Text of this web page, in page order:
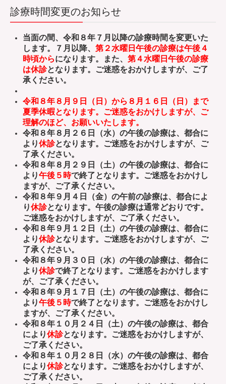
診療時間変更のお知らせ
当面の間、令和８年７月以降の診療時間を変更いた
します。７月以降、 第２水曜日午後の診療は午後４
時頃からになります。また、 第４水曜日午後の診療
は休診となります。ご迷惑をおかけしますが、ご了
承ください。
令和８年８月９日（日）から８月１６日（日）まで
夏季休暇となります。ご迷惑をおかけしますが、ご
理解のほど、お願いいたします。
令和８年８月２６日（水）の午後の診療は、都合に
より休診となります。ご迷惑をおかけしますが、ご
了承ください。
令和８年８月２９日（土）の午後の診療は、都合に
より午後５時で終了となります。ご迷惑をおかけし
ますが、ご了承ください。
令和８年９月４日（金）の午前の診療は、都合によ
り休診となります。午後の診療は通常どおりです。
ご迷惑をおかけしますが、ご了承ください。
令和８年９月１２日（土）の午後の診療は、都合に
より休診となります。ご迷惑をおかけしますが、ご
了承ください。
令和８年９月３０日（水）の午後の診療は、都合に
より休診で終了となります。ご迷惑をおかけします
が、ご了承ください。
令和８年９月１７日（土）の午後の診療は、都合に
より午後５時で終了となります。ご迷惑をおかけし
ますが、ご了承ください。
令和８年１０月２４日（土）の午後の診療は、都合
により休診となります。ご迷惑をおかけしますが、
ご了承ください。
令和８年１０月２８日（水）の午後の診療は、都合
により休診となります。ご迷惑をおかけしますが、
ご了承ください。